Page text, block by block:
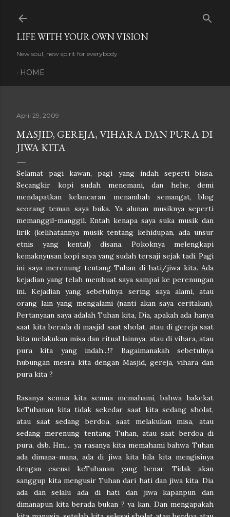
LIFE WITH YOUR OWN VISION
New soul, new spirit for everybody
HOME
April 29, 2009
MASJID, GEREJA, VIHARA DAN PURA DI
JIWA KITA
Selamat pagi kawan, pagi yang indah seperti biasa.
Secangkir kopi sudah menemani, dan hehe, demi
mendapatkan kelancaran, menambah semangat, blog
seorang teman saya buka. Ya alunan musiknya seperti
memanggil-manggil. Entah kenapa saya suka musik dan
lirik (kelihatannya musik tentang kehidupan, ada unsur
etnis yang kental) disana. Pokoknya melengkapi
kemaknyusan kopi saya yang sudah tersaji sejak tadi. Pagi
ini saya merenung tentang Tuhan di hati/jiwa kita. Ada
kejadian yang telah membuat saya sampai ke perenungan
ini. Kejadian yang sebetulnya sering saya alami, atau
orang lain yang mengalami (nanti akan saya ceritakan).
Pertanyaan saya adalah Tuhan kita, Dia, apakah ada hanya
saat kita berada di masjid saat sholat, atau di gereja saat
kita melakukan misa dan ritual lainnya, atau di vihara, atau
pura kita yang indah...!? Bagaimanakah sebetulnya
hubungan mesra kita dengan Masjid, gereja, vihara dan
pura kita ?
Rasanya semua kita semua memahami, bahwa hakekat
keTuhanan kita tidak sekedar saat kita sedang sholat,
atau saat sedang berdoa, saat melakukan misa, atau
sedang merenung tentang Tuhan, atau saat berdoa di
pura, dsb. Hm.... ya rasanya kita memahami bahwa Tuhan
ada dimana-mana, ada di jiwa kita bila kita mengisinya
dengan esensi keTuhanan yang benar. Tidak akan
sanggup kita mengusir Tuhan dari hati dan jiwa kita. Dia
ada dan selalu ada di hati dan jiwa kapanpun dan
dimanapun kita berada bukan ? ya kan. Dan mengapakah